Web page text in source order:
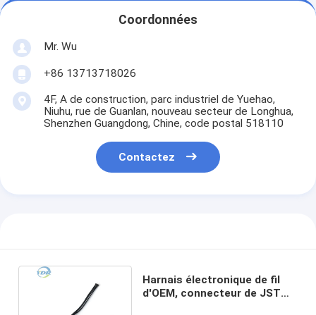
Coordonnées
Mr. Wu
+86 13713718026
4F, A de construction, parc industriel de Yuehao,
Niuhu, rue de Guanlan, nouveau secteur de Longhua,
Shenzhen Guangdong, Chine, code postal 518110
Contactez
Harnais électronique de fil
d'OEM, connecteur de JST